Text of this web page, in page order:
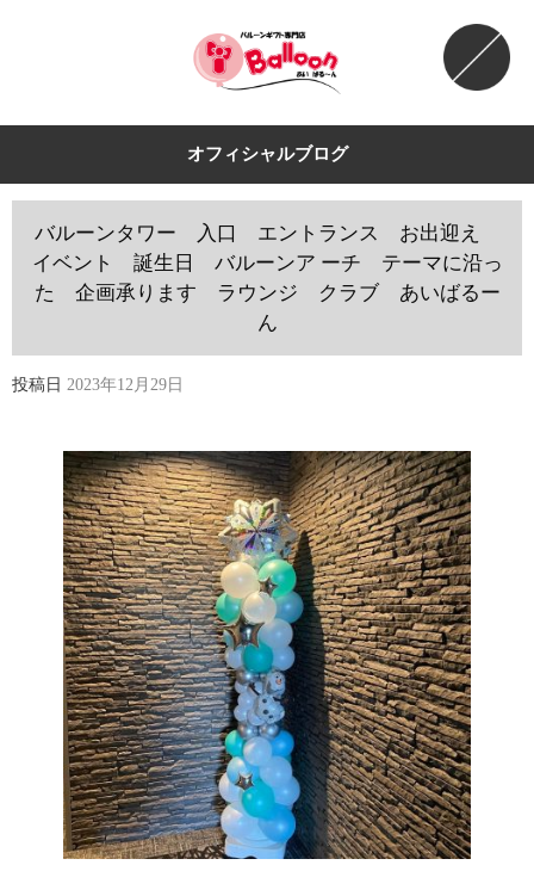
オフィシャルブログ
バルーンタワー 入口 エントランス お出迎え
イベント 誕生日 バルーンア ーチ テーマに沿っ
た 企画承ります ラウンジ クラブ あいばるー
ん
投稿日 2023年12月29日